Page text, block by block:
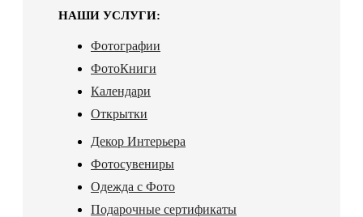
НАШИ УСЛУГИ:
Фотографии
ФотоКниги
Календари
Открытки
Декор Интерьера
Фотосувениры
Одежда с Фото
Подарочные сертификаты